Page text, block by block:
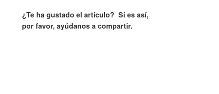
¿Te ha gustado el artículo? Si es así,
por favor, ayúdanos a compartir.